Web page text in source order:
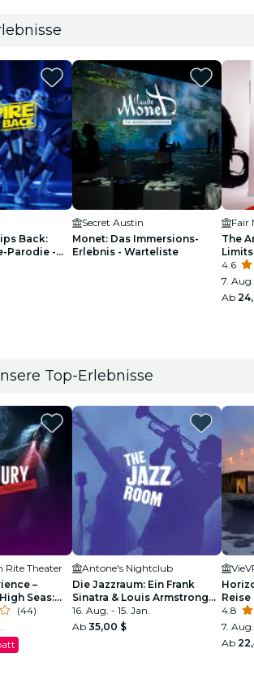
Back:
Parodie -
Secret Austin
Monet: Das Immersions-
Erlebnis - Warteliste
Fair
The
4.6
7.
Ab
Top-Erlebnisse
Rite Theater
–
Seas:
die
Austin
(44)
Antone's Nightclub
Die Jazzraum: Ein Frank
Sinatra & Louis Armstrong
Tribut
16. Aug. - 15. Jan.
Ab 35,00 $
4.8
7.
Ab